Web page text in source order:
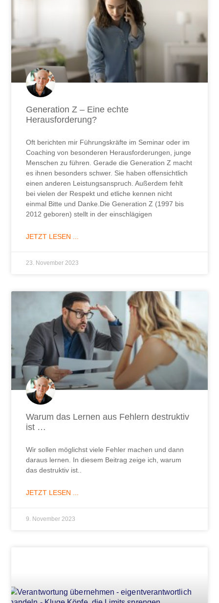
Generation Z – Eine echte
Herausforderung?
Oft berichten mir Führungskräfte im Seminar oder im
Coaching von besonderen Herausforderungen, junge
Menschen zu führen. Gerade die Generation Z macht
es ihnen besonders schwer. Sie haben offensichtlich
einen anderen Leistungsanspruch. Außerdem fehlt
bei vielen der Respekt und etliche kennen nicht
einmal Bitte und Danke.Die Generation Z (1997 bis
2012 geboren) stellt in der einschlägigen
JETZT LESEN ...
23. November 2023
Warum das Lernen aus Fehlern destruktiv
ist …
Wir sollen möglichst viele Fehler machen und dann
daraus lernen. In diesem Beitrag zeige ich, warum
das destruktiv ist..
JETZT LESEN ...
9. November 2023